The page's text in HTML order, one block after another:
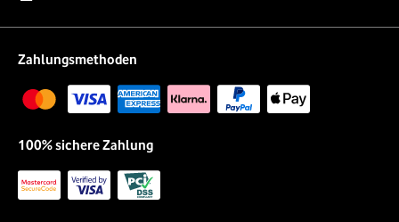
Zahlungsmethoden
100% sichere Zahlung